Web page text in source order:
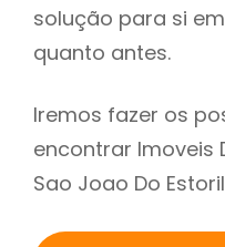
solução para si
quanto antes.
Iremos fazer os
encontrar Imoveis
Sao Joao Do